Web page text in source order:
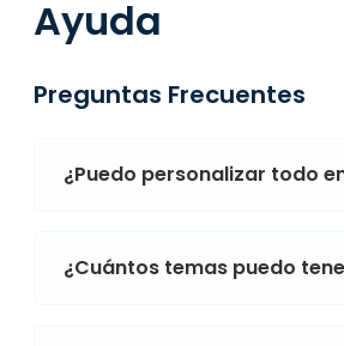
Ayuda
Preguntas Frecuentes
¿Puedo personalizar todo
¿Cuántos temas puedo